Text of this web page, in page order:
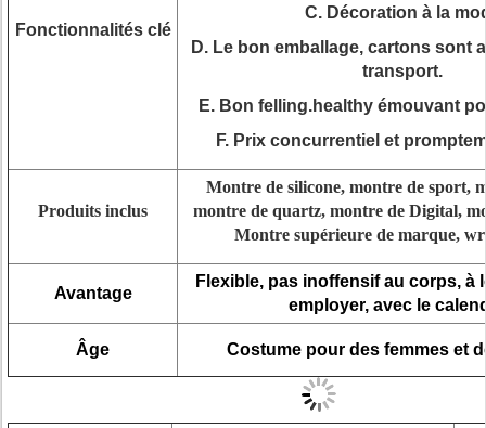
Fonctionnalités clé
C. Décoration à la
D. Le bon emballage, cartons sont
transport.
E. Bon felling.healthy émouvant
F. Prix concurrentiel et
Produits inclus
Montre de silicone, montre de sport,
montre de quartz, montre de Digital,
Montre supérieure de marque,
Avantage
Flexible, pas inoffensif au corps, à
employer, avec le
Âge Costume pour des femmes et